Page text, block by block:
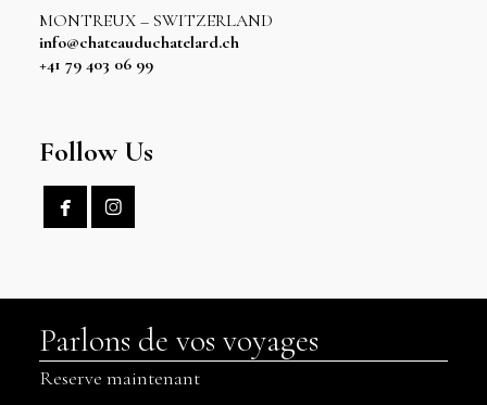
MONTREUX – SWITZERLAND
info@chateauduchatelard.ch
+41 79 403 06 99
Follow Us
 
Parlons de vos voyages
Reserve maintenant